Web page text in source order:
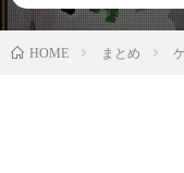
HOME まとめ